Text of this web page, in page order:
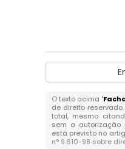
O texto acima "
de direito
total, mesmo
sem a autorização
está previsto no
n° 9.610-98 sobre